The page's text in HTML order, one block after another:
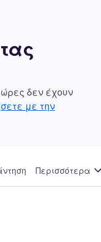
δεν έχουν
με την
Περισσότερα